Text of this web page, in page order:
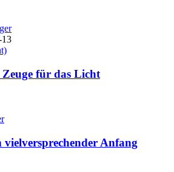
13
für das Licht
Anfang